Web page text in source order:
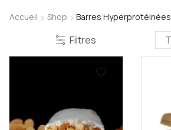
Accueil Shop Barres Hyperprotéinées
Filtres